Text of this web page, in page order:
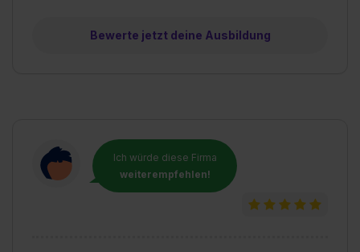
Ich würde diese Firma
weiterempfehlen!
Bewerte jetzt deine Ausbildung